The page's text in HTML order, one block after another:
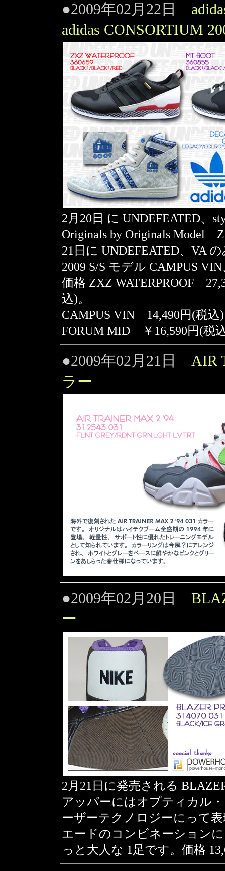
●2009年02月22日
adidas CONSORTIUM
2月20日 に UNDEFEATED、
Originals by Originals Model
21日に UNDEFEATED、VA
2009 S/S モデル CAMPUS
価格 ZXZ WATERPROOF
込)。
CAMPUS VIN 14,490円(税
FORUM MID ￥16,590円(税
●2009年02月21日
AIR
ラー
●2009年02月20日
ー
2月21日に発売される
アッパーにはオプティカル
ーザーテクノロジーにって
エードのコンビネーション
っと大人な 1足です。価格